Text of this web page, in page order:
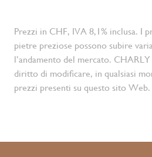
Prezzi in CHF, IVA 8,1% inclusa. I
pietre preziose possono subire
l’andamento del mercato.
diritto di modificare, in qualsiasi
prezzi presenti su questo sito Web.